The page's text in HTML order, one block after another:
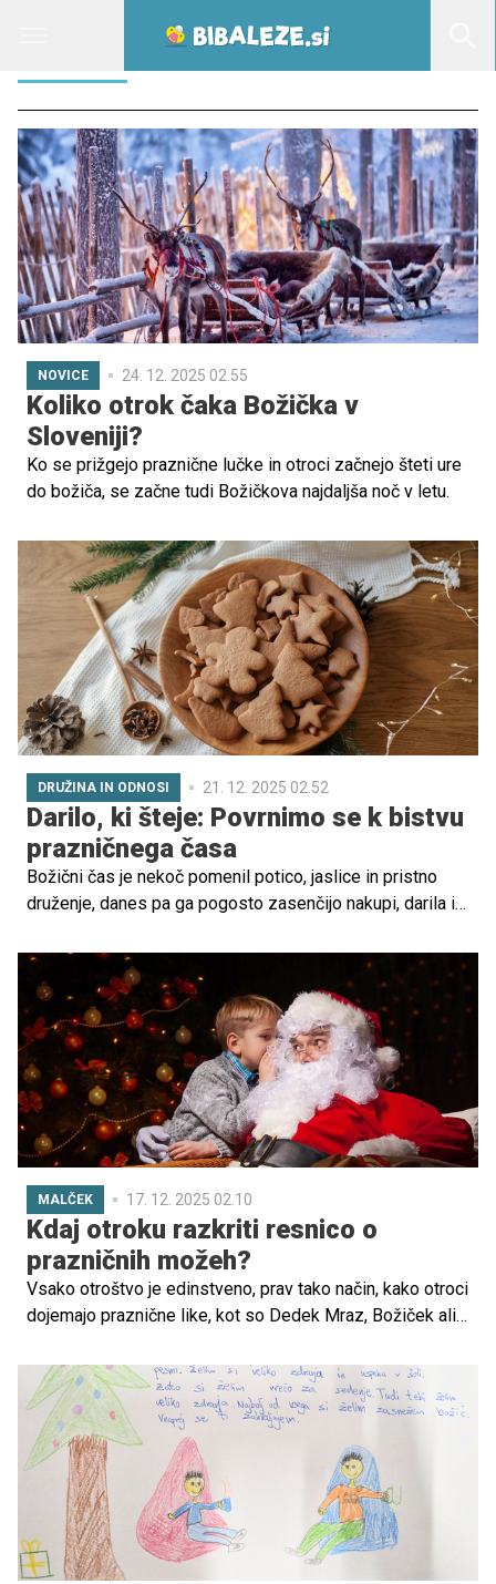
NOVICE 24. 12. 2025 02.55
Koliko otrok čaka Božička v
Sloveniji?
Ko se prižgejo praznične lučke in otroci začnejo šteti ure
do božiča, se začne tudi Božičkova najdaljša noč v letu.
DRUŽINA IN ODNOSI 21. 12. 2025 02.52
Darilo, ki šteje: Povrnimo se k bistvu
prazničnega časa
Božični čas je nekoč pomenil potico, jaslice in pristno
druženje, danes pa ga pogosto zasenčijo nakupi, darila in
hiša okrašena, pomembno je, kakšno je življenje v njej",
antropolog dr. Dan Podjed pa dodaja, da "je največje
darilo, ki ga lahko damo bližnjim, čas in pozornost". Ste
pripravljeni letos praznovati drugače? Bolj umirjeno,
pristno, sproščeno, nepopolno? Tako, kot so praznovali
naši predniki?
MALČEK 17. 12. 2025 02.10
Kdaj otroku razkriti resnico o
prazničnih možeh?
Vsako otroštvo je edinstveno, prav tako način, kako otroci
dojemajo praznične like, kot so Dedek Mraz, Božiček ali
resnico o njih?